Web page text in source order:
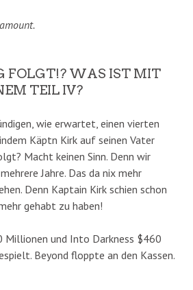
FOLGT!? WAS IST MIT
TEIL IV?
wie erwartet, einen vierten
Käptn Kirk auf seinen Vater
Macht keinen Sinn. Denn wir
Jahre. Das da nix mehr
Denn Kaptain Kirk schien schon
gehabt zu haben!
Millionen und Into Darkness $460
Beyond floppte an den Kassen.